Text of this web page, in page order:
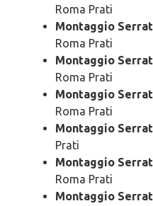
Roma Prati
Montaggio
Roma Prati
Montaggio
Roma Prati
Montaggio
Roma Prati
Montaggio
Prati
Montaggio
Roma Prati
Montaggio